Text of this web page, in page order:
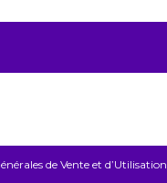
de Vente et d’Utilisation